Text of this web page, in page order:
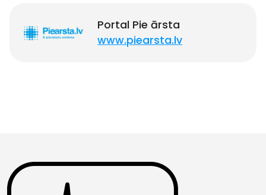
Portal Pie ārsta
www.piearsta.lv